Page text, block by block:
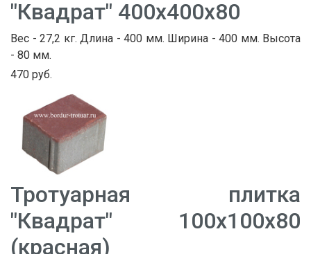
"Квадрат" 400х400х80
Вес - 27,2 кг. Длина - 400 мм. Ширина - 400 мм. Высота
- 80 мм.
470 руб.
Тротуарная плитка
"Квадрат" 100х100х80
(красная)